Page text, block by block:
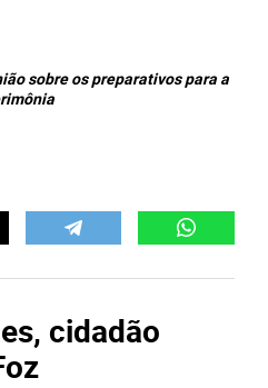
sobre os preparativos para a
cidadão